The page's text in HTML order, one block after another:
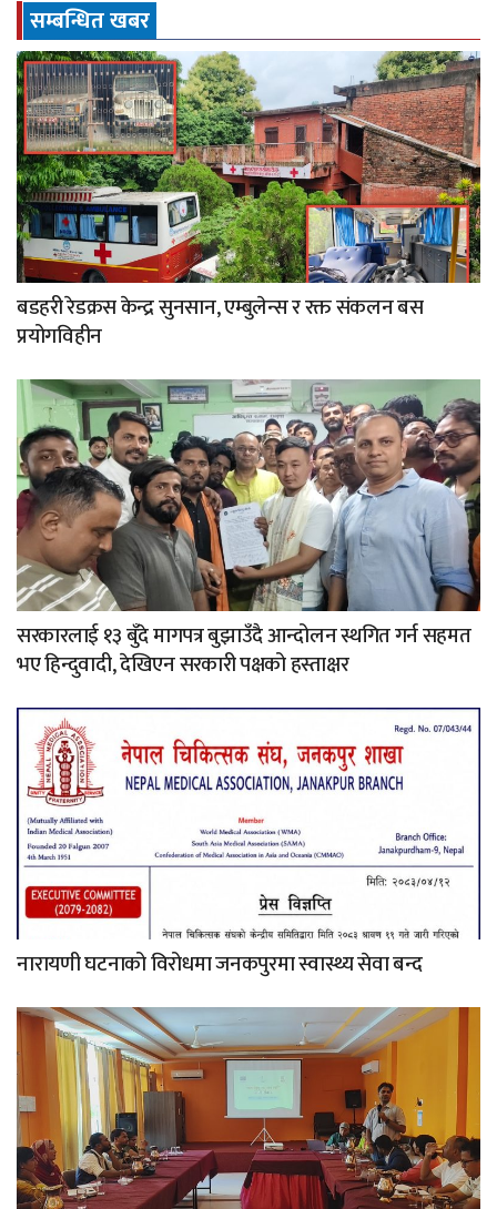
सम्बन्धित खबर
बडहरी रेडक्रस केन्द्र सुनसान, एम्बुलेन्स र रक्त संकलन बस
प्रयोगविहीन
सरकारलाई १३ बुँदे मागपत्र बुझाउँदै आन्दोलन स्थगित गर्न सहमत
भए हिन्दुवादी, देखिएन सरकारी पक्षको हस्ताक्षर
नारायणी घटनाको विरोधमा जनकपुरमा स्वास्थ्य सेवा बन्द